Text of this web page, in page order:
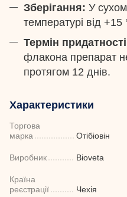
Зберігання: У
температурі від
Термін
флакона препарат
протягом 12 днів.
Характеристики
Торгова
марка
Отібіовін
Виробник Bioveta
Країна
реєстрації
Чехія